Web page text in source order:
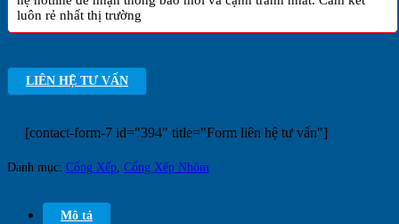
luôn rẻ nhất thị trường
LIÊN HỆ TƯ VẤN
[contact-form-7 id="394" title="Form liên hệ tư vấn"]
Danh mục: Cổng Xếp, Cổng Xếp Nhôm
Mô tả